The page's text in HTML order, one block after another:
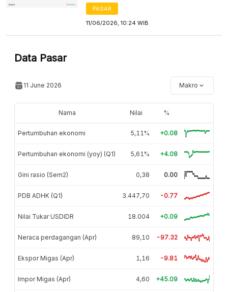
PASAR
11/06/2026, 10:24 WIB
Data Pasar
11 June 2026 Makro
Nama Nilai %
Pertumbuhan ekonomi 5,11% +0.08
Pertumbuhan ekonomi (yoy) (Q1) 5,61% +4.08
Gini rasio (Sem2) 0,38 0.00
PDB ADHK (Q1) 3.447,70 -0.77
Nilai Tukar USDIDR 18.004 +0.09
Neraca perdagangan (Apr) 89,10 -97.32
Ekspor Migas (Apr) 1,16 -9.81
Impor Migas (Apr) 4,60 +45.09